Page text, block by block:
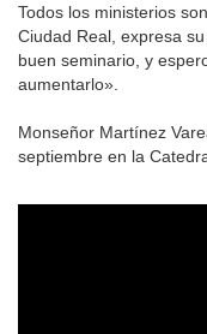
Todos los ministerios
Ciudad Real, expresa
buen seminario, y
aumentarlo».
Monseñor Martínez
septiembre en la